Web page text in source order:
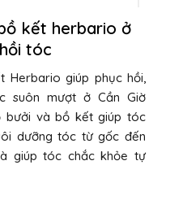
kết herbario ở
tóc
giúp phục hồi,
suôn mượt ở Cần Giờ
bưởi và bồ kết giúp tóc
dưỡng tóc từ gốc đến
giúp tóc chắc khỏe tự